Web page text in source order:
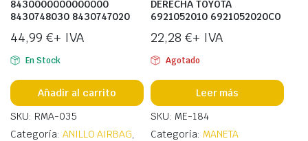
8430000000000000
8430748030 8430747020
44,99 €+ IVA
En Stock
Añadir al carrito
SKU: RMA-035
Categoría: ANILLO AIRBAG,
DERECHA TOYOTA
6921052010 6921052020CO
22,28 €+ IVA
Agotado
Leer más
SKU: ME-184
Categoría: MANETA